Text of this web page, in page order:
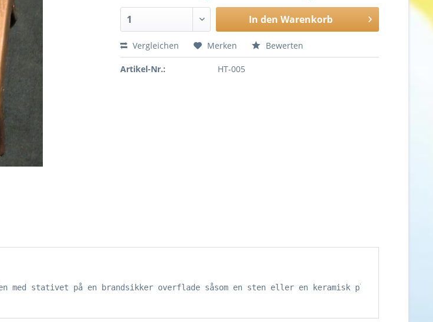
In den Warenkorb
Vergleichen Merken Bewerten
Artikel-Nr.: HT-005
stativet på en brandsikker overflade såsom en sten eller en keramisk plade.